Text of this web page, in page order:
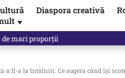
Diaspora creativă
▼
de mari proporții
a II-a la întâlniri. Ce sugera când îşi